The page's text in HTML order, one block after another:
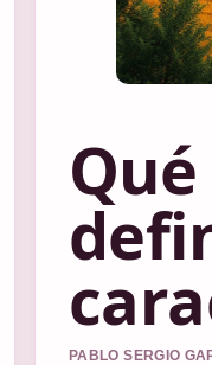
PABLO SERGIO